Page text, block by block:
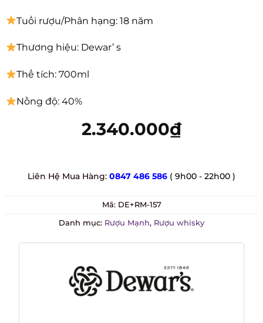
Tuổi rượu/Phân hạng: 18 năm
Thương hiệu: Dewar’ s
Thể tích: 700ml
Nồng độ: 40%
2.340.000₫
Liên Hệ Mua Hàng:0847 486 586 ( 9h00 - 22h00 )
Mã:DE+RM-157
Danh mục:Rượu Mạnh,Rượu whisky